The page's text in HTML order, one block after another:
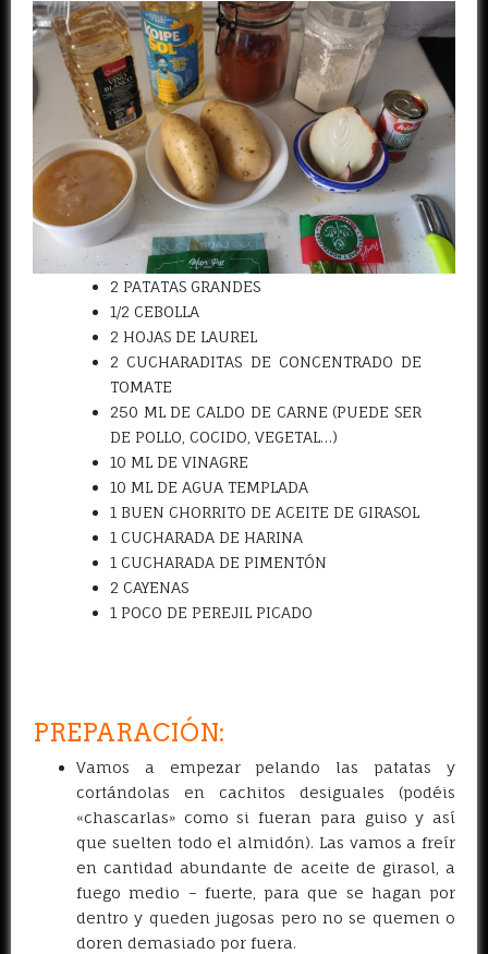
2 PATATAS GRANDES
1/2 CEBOLLA
2 HOJAS DE LAUREL
2 CUCHARADITAS DE CONCENTRADO DE
TOMATE
250 ML DE CALDO DE CARNE (PUEDE SER
DE POLLO, COCIDO, VEGETAL…)
10 ML DE VINAGRE
10 ML DE AGUA TEMPLADA
1 BUEN CHORRITO DE ACEITE DE GIRASOL
1 CUCHARADA DE HARINA
1 CUCHARADA DE PIMENTÓN
2 CAYENAS
1 POCO DE PEREJIL PICADO
PREPARACIÓN:
Vamos a empezar pelando las patatas y
cortándolas en cachitos desiguales (podéis
«chascarlas» como si fueran para guiso y así
que suelten todo el almidón). Las vamos a freír
en cantidad abundante de aceite de girasol, a
fuego medio – fuerte, para que se hagan por
dentro y queden jugosas pero no se quemen o
doren demasiado por fuera.